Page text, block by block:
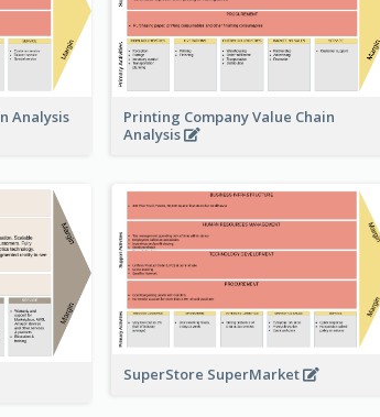
Analysis
Printing Company Value Chain
Analysis
SuperStore SuperMarket